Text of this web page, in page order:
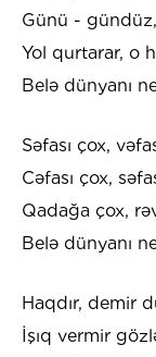
Günü -
Yol qurtarar, o
Belə dünyanı
Səfası çox,
Cəfası çox,
Qadağa çox,
Belə dünyanı
Haqdır, demir
İşıq vermir